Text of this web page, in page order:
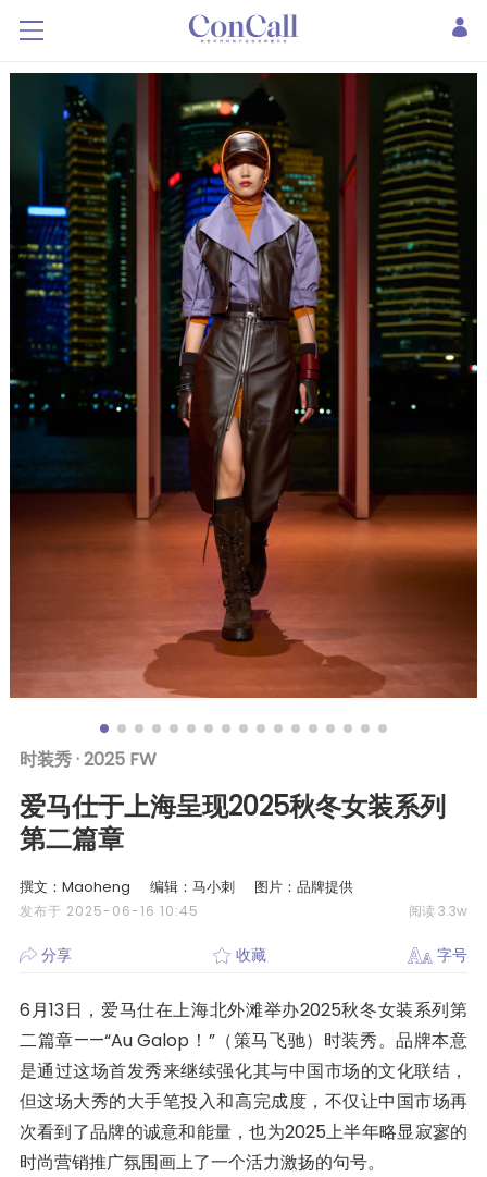
时装秀 ·2025 FW
爱马仕于上海呈现2025秋冬女装系列
第二篇章
撰文：Maoheng 编辑：马小刺 图片：品牌提供
发布于 2025-06-16 10:45 阅读 3.3w
分享 收藏 字号
6月13日，爱马仕在上海北外滩举办2025秋冬女装系列第
二篇章——“Au Galop！”（策马飞驰）时装秀。品牌本意
是通过这场首发秀来继续强化其与中国市场的文化联结，
但这场大秀的大手笔投入和高完成度，不仅让中国市场再
次看到了品牌的诚意和能量，也为2025上半年略显寂寥的
时尚营销推广氛围画上了一个活力激扬的句号。